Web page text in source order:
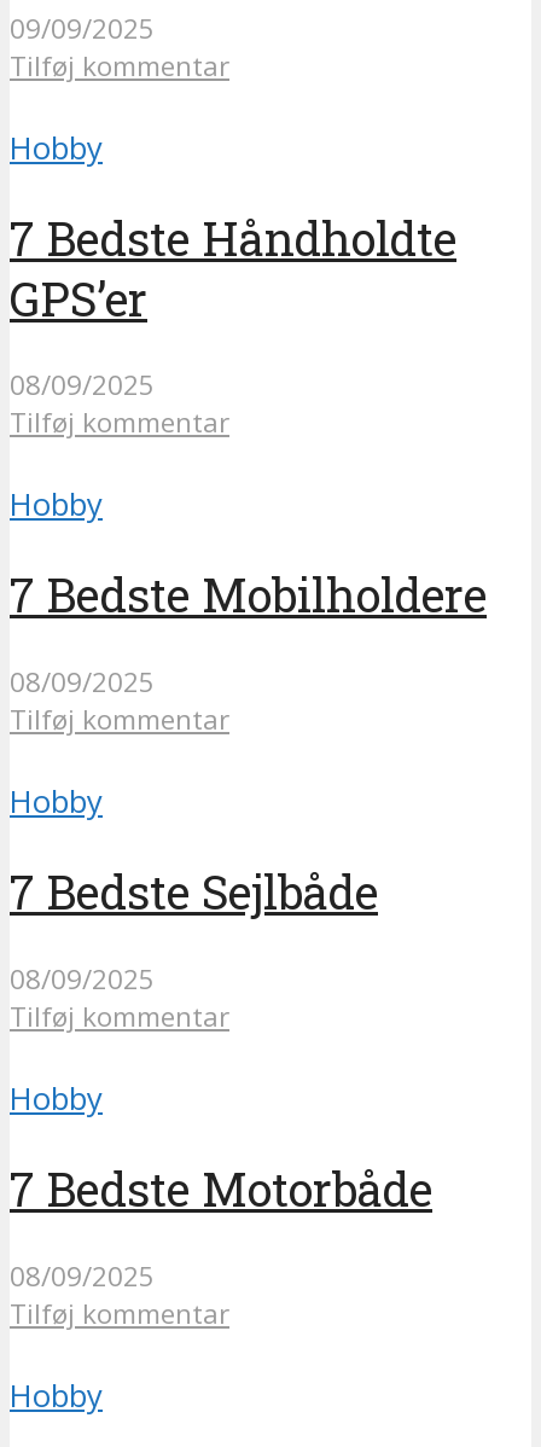
09/09/2025
Tilføj kommentar
Hobby
7 Bedste Håndholdte
GPS’er
08/09/2025
Tilføj kommentar
Hobby
7 Bedste Mobilholdere
08/09/2025
Tilføj kommentar
Hobby
7 Bedste Sejlbåde
08/09/2025
Tilføj kommentar
Hobby
7 Bedste Motorbåde
08/09/2025
Tilføj kommentar
Hobby